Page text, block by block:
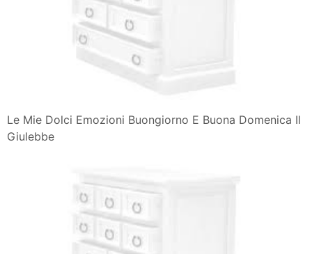
Le Mie Dolci Emozioni Buongiorno E Buona Domenica Il
Giulebbe